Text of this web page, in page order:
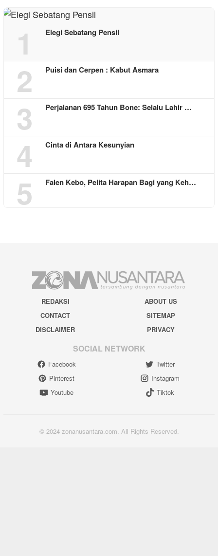
1 Elegi Sebatang Pensil
2 Puisi dan Cerpen : Kabut Asmara
3 Perjalanan 695 Tahun Bone: Selalu Lahir …
4 Cinta di Antara Kesunyian
5 Falen Kebo, Pelita Harapan Bagi yang Keh…
REDAKSI
ABOUT US
CONTACT
SITEMAP
DISCLAIMER
PRIVACY
SOCIAL NETWORK
Facebook
Twitter
Pinterest
Instagram
Youtube
Tiktok
© 2024 zonanusantara.com. All Rights Reserved.